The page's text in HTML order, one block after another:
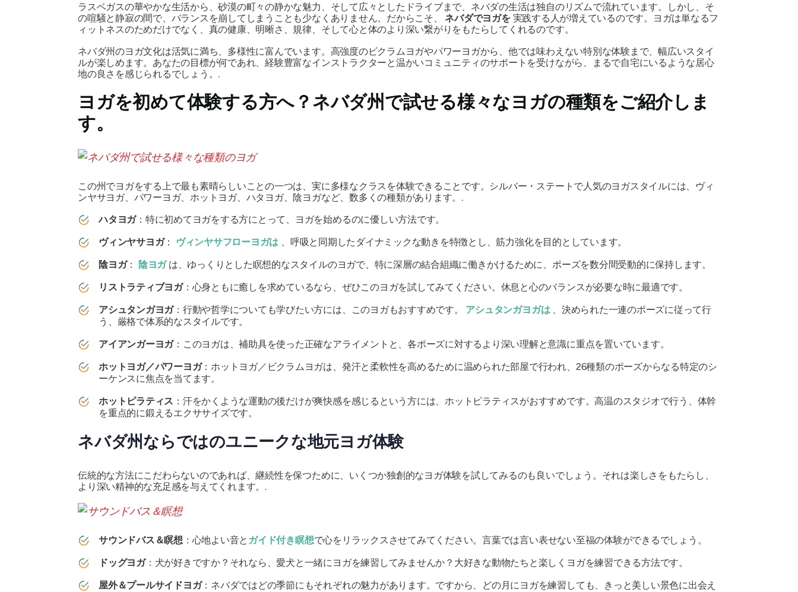
ラスベガスの華やかな生活から、砂漠の町々の静かな魅力、そして広々としたドライブまで、ネバダの生活は独自のリズムで流れています。しかし、そ
の喧騒と静寂の間で、バランスを崩してしまうことも少なくありません。だからこそ、ネバダでヨガを 実践する人が増えているのです。ヨガは単なるフ
ィットネスのためだけでなく、真の健康、明晰さ、規律、そして心と体のより深い繋がりをもたらしてくれるのです。
ネバダ州のヨガ文化は活気に満ち、多様性に富んでいます。高強度のビクラムヨガやパワーヨガから、他では味わえない特別な体験まで、幅広いスタイ
ルが楽しめます。あなたの目標が何であれ、経験豊富なインストラクターと温かいコミュニティのサポートを受けながら、まるで自宅にいるような居心
地の良さを感じられるでしょう。.
ヨガを初めて体験する方へ？ネバダ州で試せる様々なヨガの種類をご紹介しま
す。
この州でヨガをする上で最も素晴らしいことの一つは、実に多様なクラスを体験できることです。シルバー・ステートで人気のヨガスタイルには、ヴィ
ンヤサヨガ、パワーヨガ、ホットヨガ、ハタヨガ、陰ヨガなど、数多くの種類があります。.
ハタヨガ：特に初めてヨガをする方にとって、ヨガを始めるのに優しい方法です。
ヴィンヤサヨガ： ヴィンヤサフローヨガは 、呼吸と同期したダイナミックな動きを特徴とし、筋力強化を目的としています。
陰ヨガ： 陰ヨガは、ゆっくりとした瞑想的なスタイルのヨガで、特に深層の結合組織に働きかけるために、ポーズを数分間受動的に保持します。
リストラティブヨガ：心身ともに癒しを求めているなら、ぜひこのヨガを試してみてください。休息と心のバランスが必要な時に最適です。
アシュタンガヨガ：行動や哲学についても学びたい方には、このヨガもおすすめです。 アシュタンガヨガは、決められた一連のポーズに従って行
う、厳格で体系的なスタイルです。
アイアンガーヨガ：このヨガは、補助具を使った正確なアライメントと、各ポーズに対するより深い理解と意識に重点を置いています。
ホットヨガ／パワーヨガ：ホットヨガ／ビクラムヨガは、発汗と柔軟性を高めるために温められた部屋で行われ、26種類のポーズからなる特定のシ
ーケンスに焦点を当てます。
ホットピラティス ：汗をかくような運動の後だけが爽快感を感じるという方には、ホットピラティスがおすすめです。高温のスタジオで行う、体幹
を重点的に鍛えるエクササイズです。
ネバダ州ならではのユニークな地元ヨガ体験
伝統的な方法にこだわらないのであれば、継続性を保つために、いくつか独創的なヨガ体験を試してみるのも良いでしょう。それは楽しさをもたらし、
より深い精神的な充足感を与えてくれます。.
サウンドバス＆瞑想：心地よい音と ガイド付き瞑想で心をリラックスさせてみてください。言葉では言い表せない至福の体験ができるでしょう。
ドッグヨガ：犬が好きですか？それなら、愛犬と一緒にヨガを練習してみませんか？大好きな動物たちと楽しくヨガを練習できる方法です。
屋外＆プールサイドヨガ：ネバダではどの季節にもそれぞれの魅力があります。ですから、どの月にヨガを練習しても、きっと美しい景色に出会え